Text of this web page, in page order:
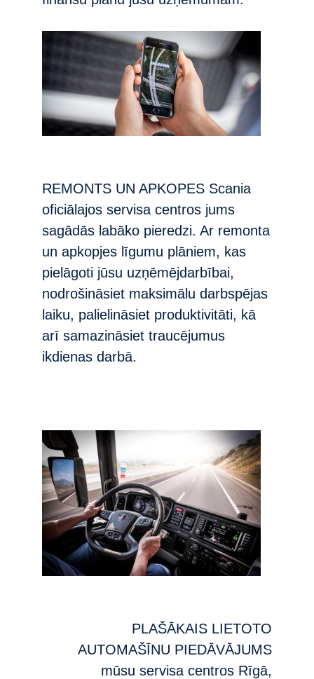
REMONTS UN APKOPES Scania
oficiālajos servisa centros jums
sagādās labāko pieredzi. Ar remonta
un apkopjes līgumu plāniem, kas
pielāgoti jūsu uzņēmējdarbībai,
nodrošināsiet maksimālu darbspējas
laiku, palielināsiet produktivitāti, kā
arī samazināsiet traucējumus
ikdienas darbā.
PLAŠĀKAIS LIETOTO
AUTOMAŠĪNU PIEDĀVĀJUMS
mūsu servisa centros Rīgā,